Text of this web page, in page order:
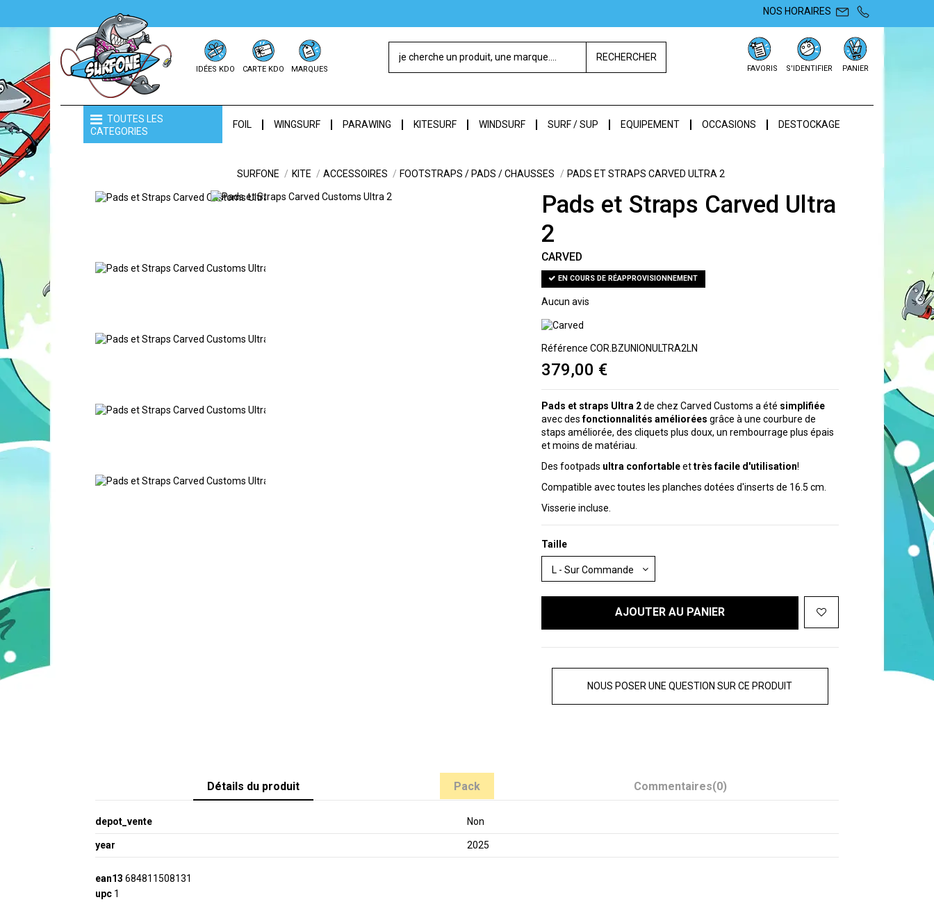
NOS HORAIRES
IDÉES KDO CARTE KDO MARQUES
RECHERCHER
FAVORIS S'IDENTIFIER PANIER
TOUTES LES
CATEGORIES
FOIL WINGSURF PARAWING KITESURF WINDSURF SURF / SUP EQUIPEMENT OCCASIONS DESTOCKAGE
SURFONE KITE ACCESSOIRES FOOTSTRAPS / PADS / CHAUSSES PADS ET STRAPS CARVED ULTRA 2
Pads et Straps Carved Ultra
2
CARVED
EN COURS DE RÉAPPROVISIONNEMENT
Aucun avis
Référence COR.BZUNIONULTRA2LN
379,00 €
Pads et straps Ultra 2de chez Carved Customs a été simplifiée
avec desfonctionnalités améliorées grâce à une courbure de
staps améliorée, des cliquets plus doux, un rembourrage plus épais
et moins de matériau.
Des footpads ultra confortableettrès facile d'utilisation!
Compatible avec toutes les planches dotées d'inserts de 16.5 cm.
Visserie incluse.
Taille
AJOUTER AU PANIER
NOUS POSER UNE QUESTION SUR CE PRODUIT
Détails du produit Pack Commentaires(0)
depot_vente Non
year 2025
ean13 684811508131
upc 1